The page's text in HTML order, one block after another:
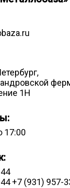
,
1Н
17:00
+7 (931) 957-